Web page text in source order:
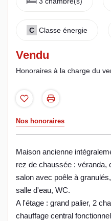
C Classe énergie
Vendu
Honoraires à la charge du
Nos honoraires
Maison ancienne
rez de chaussée : véranda,
salon avec poêle à
salle d'eau, WC.
A l'étage : grand palier, 2
chauffage central